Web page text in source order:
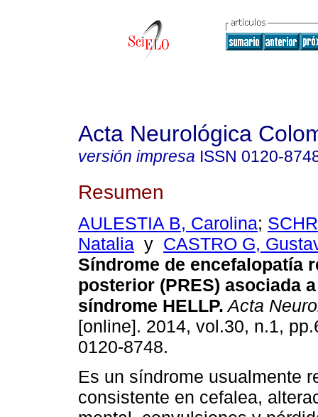
Acta Neurológica
versión impresa ISSN 0120-
Resumen
AULESTIA B, Carolina;
Natalia y CASTRO G,
Síndrome de encefalopatía
posterior (PRES) asociada
síndrome HELLP. Acta
[online]. 2014, vol.30, n.1,
0120-8748.
Es un síndrome usualmente
consistente en cefalea,